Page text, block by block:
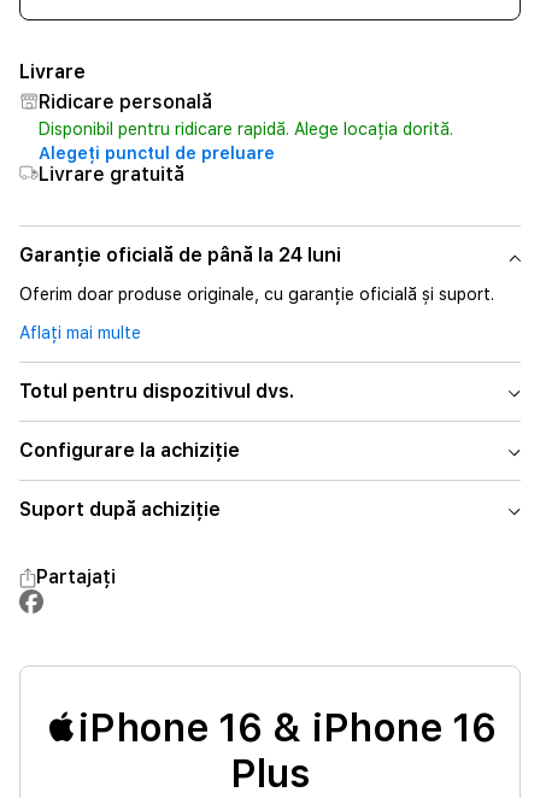
Livrare
Ridicare personală
Disponibil pentru ridicare rapidă. Alege locația dorită.
Alegeți punctul de preluare
Livrare gratuită
Garanție oficială de până la 24 luni
Oferim doar produse originale, cu garanție oficială și suport.
Aflați mai multe
Totul pentru dispozitivul dvs.
Configurare la achiziție
Suport după achiziție
Partajați
iPhone 16 & iPhone 16
Plus